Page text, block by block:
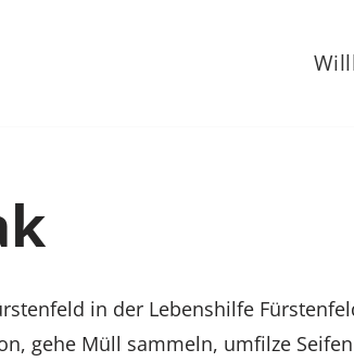
in der Lebenshilfe
gehe Müll sammeln, umfilze